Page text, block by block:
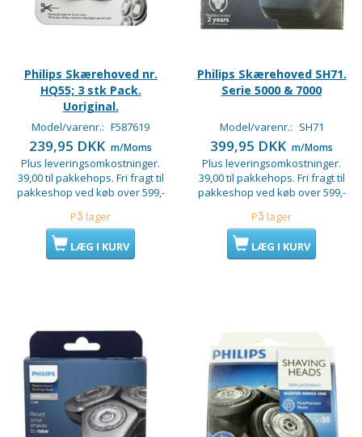
Philips Skærehoved nr.
HQ55; 3 stk Pack.
Uoriginal.
Model/varenr.: F587619
239,95 DKK m/Moms
Plus leveringsomkostninger.
39,00 til pakkehops. Fri fragt til
pakkeshop ved køb over 599,-
På lager
LÆG I KURV
Philips Skærehoved SH71.
Serie 5000 & 7000
Model/varenr.: SH71
399,95 DKK m/Moms
Plus leveringsomkostninger.
39,00 til pakkehops. Fri fragt til
pakkeshop ved køb over 599,-
På lager
LÆG I KURV